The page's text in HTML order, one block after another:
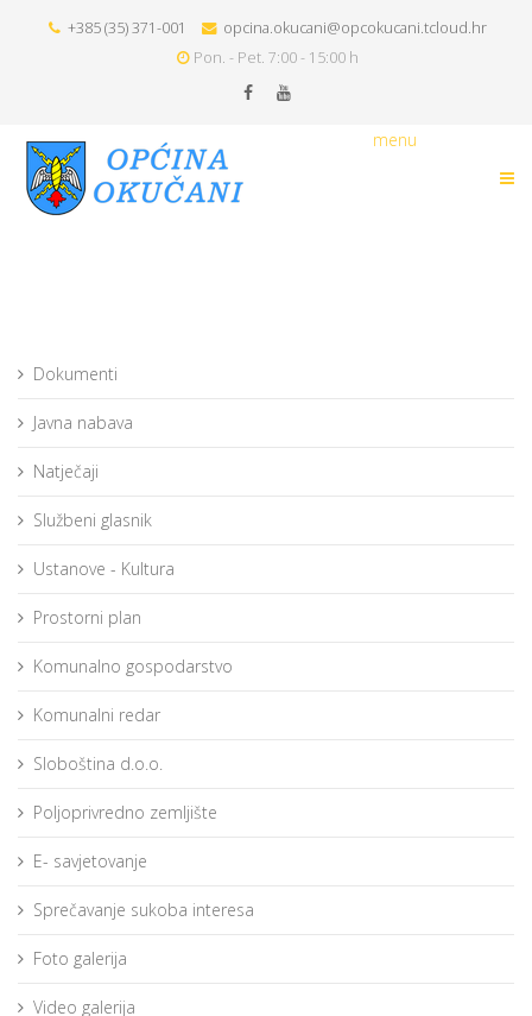
+385 (35) 371-001
opcina.okucani@opcokucani.tcloud.hr
Pon. - Pet. 7:00 - 15:00 h
menu
Dokumenti
Javna nabava
Natječaji
Službeni glasnik
Ustanove - Kultura
Prostorni plan
Komunalno gospodarstvo
Komunalni redar
Sloboština d.o.o.
Poljoprivredno zemljište
E- savjetovanje
Sprečavanje sukoba interesa
Foto galerija
Video galerija